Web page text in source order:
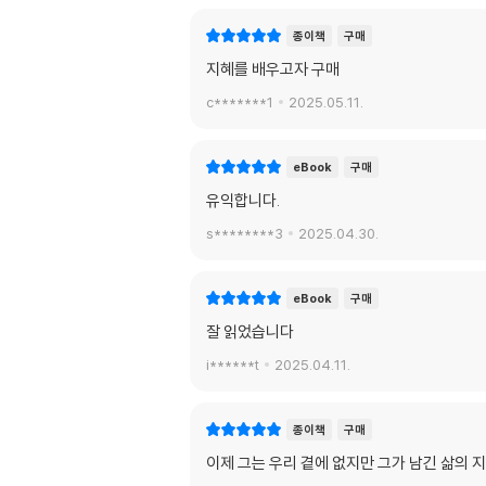
종이책 구매
지혜를 배우고자 구매
c*******1 2025.05.11.
eBook 구매
유익합니다.
s********3 2025.04.30.
eBook 구매
잘 읽었습니다
i******t 2025.04.11.
종이책 구매
이제 그는 우리 곁에 없지만 그가 남긴 삶의